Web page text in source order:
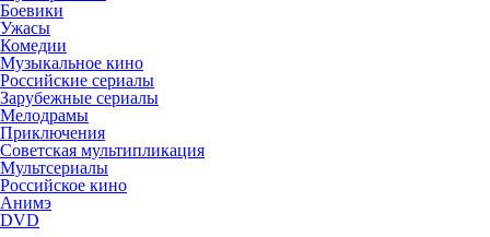
Боевики
Ужасы
Комедии
Музыкальное кино
Российские сериалы
Зарубежные сериалы
Мелодрамы
Приключения
Советская мультипликация
Мультсериалы
Российское кино
Анимэ
DVD